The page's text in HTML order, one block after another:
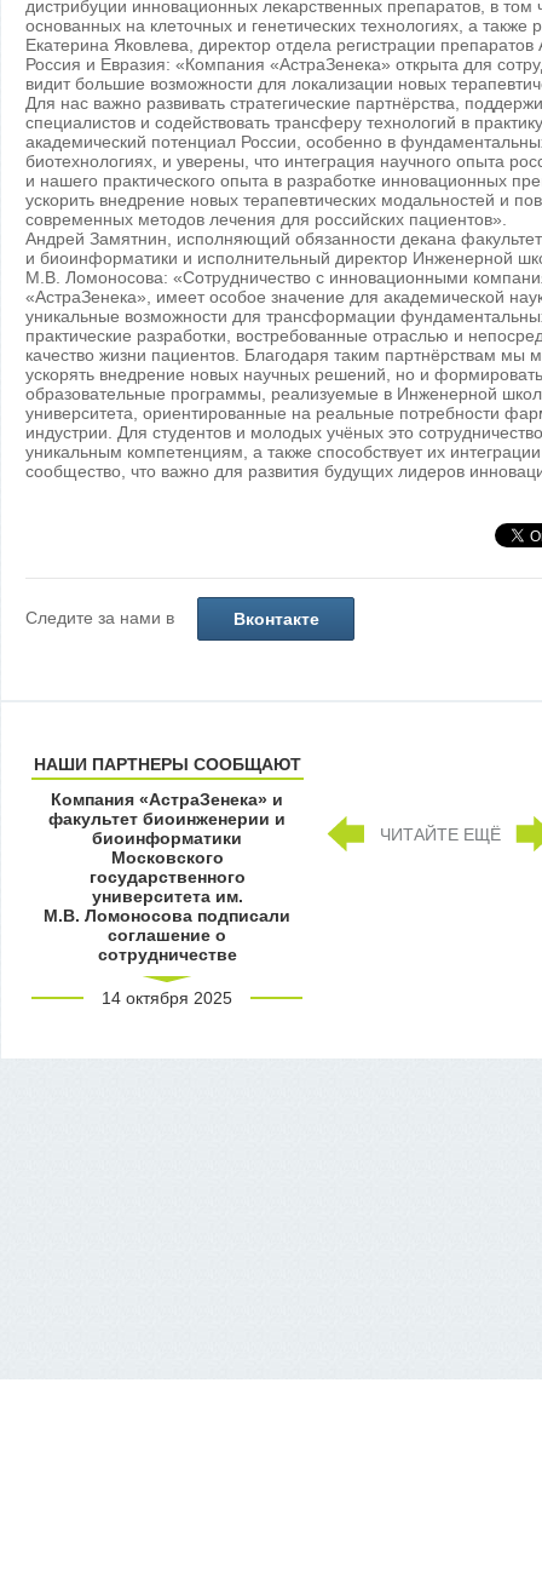
дистрибуции инновационных лекарственных препаратов, в том
основанных на клеточных и генетических технологиях, а
Екатерина Яковлева, директор отдела регистрации препаратов
Россия и Евразия: «Компания «АстраЗенека» открыта для
видит большие возможности для локализации новых
Для нас важно развивать стратегические партнёрства,
специалистов и содействовать трансферу технологий в
академический потенциал России, особенно в
биотехнологиях, и уверены, что интеграция научного опыта
и нашего практического опыта в разработке инновационных
ускорить внедрение новых терапевтических модальностей и
современных методов лечения для российских пациентов».
Андрей Замятнин, исполняющий обязанности декана
и биоинформатики и исполнительный директор Инженерной
М.В. Ломоносова: «Сотрудничество с инновационными
«АстраЗенека», имеет особое значение для академической
уникальные возможности для трансформации
практические разработки, востребованные отраслью и
качество жизни пациентов. Благодаря таким партнёрствам мы
ускорять внедрение новых научных решений, но и
образовательные программы, реализуемые в Инженерной
университета, ориентированные на реальные потребности
индустрии. Для студентов и молодых учёных это
уникальным компетенциям, а также способствует их
сообщество, что важно для развития будущих лидеров
Следите за нами в Вконтакте
НАШИ ПАРТНЕРЫ СООБЩАЮТ
Компания «АстраЗенека» и
факультет биоинженерии и
биоинформатики
Московского
государственного
университета им.
М.В. Ломоносова подписали
соглашение о
сотрудничестве
14 октября 2025
ЧИТАЙТЕ ЕЩЁ